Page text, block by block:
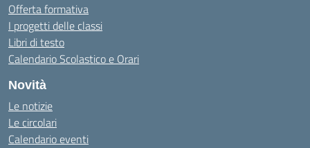
Offerta formativa
I progetti delle classi
Libri di testo
Calendario Scolastico e Orari
Novità
Le notizie
Le circolari
Calendario eventi